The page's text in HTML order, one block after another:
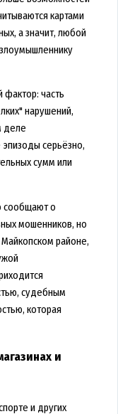
картами
а значит, любой
фактор: часть
нарушений,
деле
эпизоды серьёзно,
сумм или
сообщают о
мошенников, но
районе,
судебным
которая
и
и других